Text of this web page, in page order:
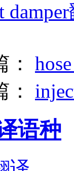
：
：
语种